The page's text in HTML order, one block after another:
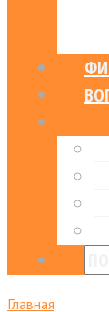
Главная